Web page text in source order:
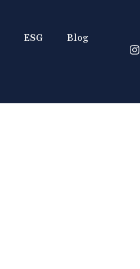
ESG Blog